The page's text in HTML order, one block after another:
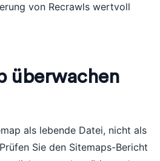
von Recrawls wertvoll
überwachen
als lebende Datei, nicht als
Sie den Sitemaps-Bericht